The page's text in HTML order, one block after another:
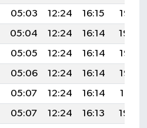
05:03 12:24 16:15
19:35
05:04 12:24 16:14
19:34
05:05 12:24 16:14
19:33
05:06 12:24 16:14
19:32
05:07 12:24 16:14
19:31
05:07 12:24 16:13
19:30